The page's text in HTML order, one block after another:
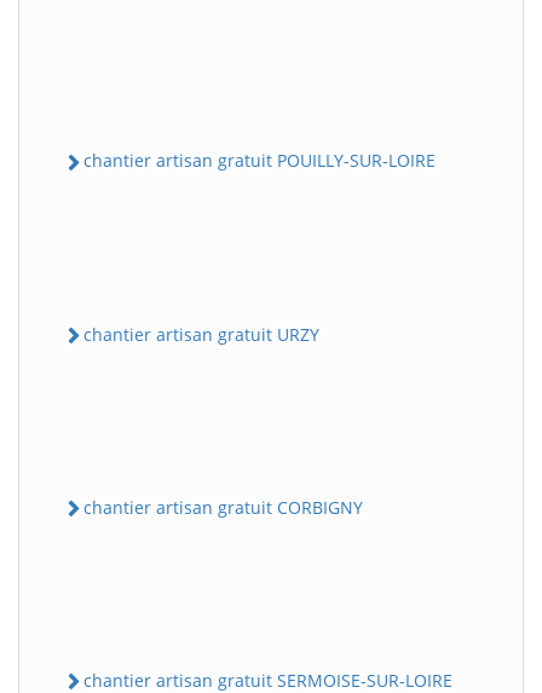
chantier artisan gratuit POUILLY-SUR-LOIRE
chantier artisan gratuit URZY
chantier artisan gratuit CORBIGNY
chantier artisan gratuit SERMOISE-SUR-LOIRE